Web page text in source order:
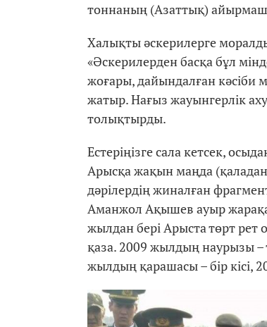
тоннаның (Азаттық)
Халықты әскерилерге
«Әскерилерден басқа бұл
жоғары, дайындалған кәсіби
жатыр. Нағыз жауынгерлік
толықтырды.
Естеріңізге сала кетсек,
Арысқа жақын маңда
дәрілердің жиналған
Аманжол Ақышев ауыр
жылдан бері Арыста төрт рет
қаза. 2009 жылдың наурызы –
жылдың қарашасы – бір кісі,